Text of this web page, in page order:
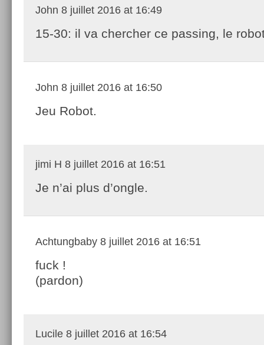
John 8 juillet 2016 at 16:49
15-30: il va chercher ce passing, le
John 8 juillet 2016 at 16:50
Jeu Robot.
jimi H 8 juillet 2016 at 16:51
Je n’ai plus d’ongle.
Achtungbaby 8 juillet 2016 at 16:51
fuck !
(pardon)
Lucile 8 juillet 2016 at 16:54